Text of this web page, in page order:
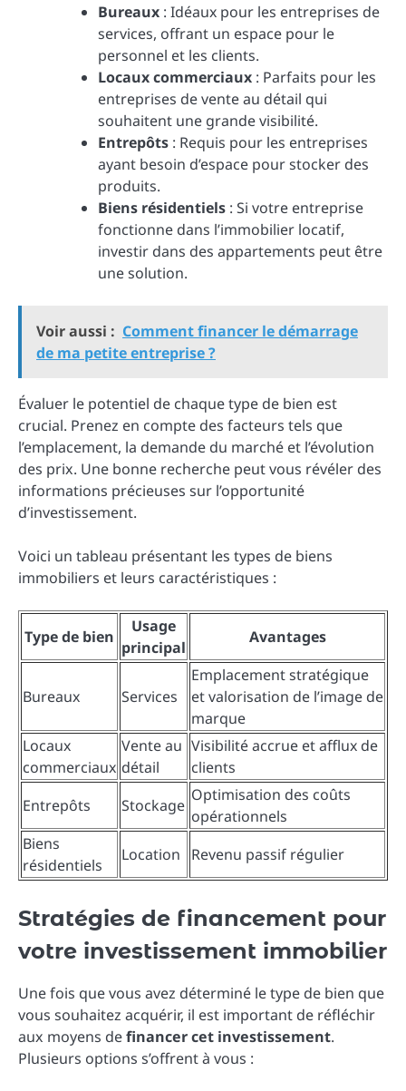
Bureaux : Idéaux pour les entreprises de
services, offrant un espace pour le
personnel et les clients.
Locaux commerciaux : Parfaits pour les
entreprises de vente au détail qui
souhaitent une grande visibilité.
Entrepôts : Requis pour les entreprises
ayant besoin d’espace pour stocker des
produits.
Biens résidentiels : Si votre entreprise
fonctionne dans l’immobilier locatif,
investir dans des appartements peut être
une solution.
Voir aussi : Comment financer le démarrage
de ma petite entreprise ?
Évaluer le potentiel de chaque type de bien est
crucial. Prenez en compte des facteurs tels que
l’emplacement, la demande du marché et l’évolution
des prix. Une bonne recherche peut vous révéler des
informations précieuses sur l’opportunité
d’investissement.
Voici un tableau présentant les types de biens
immobiliers et leurs caractéristiques :
Type de bien
Usage
principal
Avantages
Bureaux Services
Emplacement stratégique
et valorisation de l’image de
marque
Locaux
commerciaux
Vente au
détail
Visibilité accrue et afflux de
clients
Entrepôts
Stockage
Optimisation des coûts
opérationnels
Biens
résidentiels
Location Revenu passif régulier
Stratégies de financement pour
votre investissement immobilier
Une fois que vous avez déterminé le type de bien que
vous souhaitez acquérir, il est important de réfléchir
aux moyens definancer cet investissement.
Plusieurs options s’offrent à vous :